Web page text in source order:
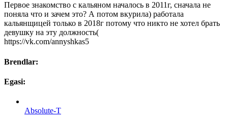
Первое знакомство с кальяном началось в 2011г, сначала не
поняла что и зачем это? А потом вкурила) работала
кальянщицей только в 2018г потому что никто не хотел брать
девушку на эту должность(
https://vk.com/annyshkas5
Brendlar:
Egasi:
Absolute-T